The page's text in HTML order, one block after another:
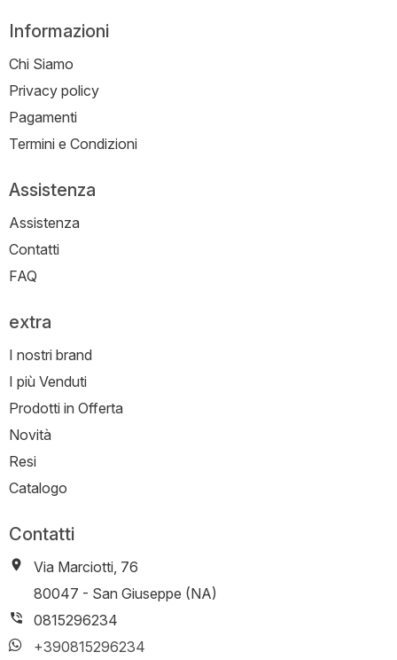
Informazioni
Chi Siamo
Privacy policy
Pagamenti
Termini e Condizioni
Assistenza
Assistenza
Contatti
FAQ
extra
I nostri brand
I più Venduti
Prodotti in Offerta
Novità
Resi
Catalogo
Contatti
Via Marciotti, 76
-
80047 - San Giuseppe (NA)
0815296234
+390815296234